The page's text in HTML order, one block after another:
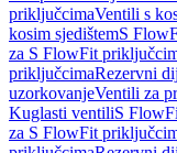
priključcimaVentili s
kosim sjedištemS
za S FlowFit
priključcimaRezervni
uzorkovanjeVentili za
Kuglasti ventiliS
za S FlowFit